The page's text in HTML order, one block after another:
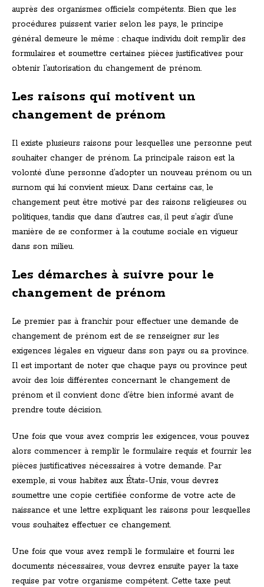
auprès des organismes officiels compétents. Bien que les
procédures puissent varier selon les pays, le principe
général demeure le même : chaque individu doit remplir des
formulaires et soumettre certaines pièces justificatives pour
obtenir l’autorisation du changement de prénom.
Les raisons qui motivent un
changement de prénom
Il existe plusieurs raisons pour lesquelles une personne peut
souhaiter changer de prénom. La principale raison est la
volonté d’une personne d’adopter un nouveau prénom ou un
surnom qui lui convient mieux. Dans certains cas, le
changement peut être motivé par des raisons religieuses ou
politiques, tandis que dans d’autres cas, il peut s’agir d’une
manière de se conformer à la coutume sociale en vigueur
dans son milieu.
Les démarches à suivre pour le
changement de prénom
Le premier pas à franchir pour effectuer une demande de
changement de prénom est de se renseigner sur les
exigences légales en vigueur dans son pays ou sa province.
Il est important de noter que chaque pays ou province peut
avoir des lois différentes concernant le changement de
prénom et il convient donc d’être bien informé avant de
prendre toute décision.
Une fois que vous avez compris les exigences, vous pouvez
alors commencer à remplir le formulaire requis et fournir les
pièces justificatives nécessaires à votre demande. Par
exemple, si vous habitez aux États-Unis, vous devrez
soumettre une copie certifiée conforme de votre acte de
naissance et une lettre expliquant les raisons pour lesquelles
vous souhaitez effectuer ce changement.
Une fois que vous avez rempli le formulaire et fourni les
documents nécessaires, vous devrez ensuite payer la taxe
requise par votre organisme compétent. Cette taxe peut